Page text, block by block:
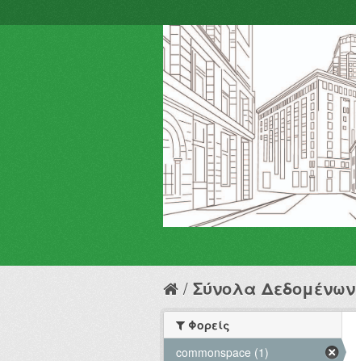
Σύνολα Δεδομένων
Φορείς
commonspace (1)